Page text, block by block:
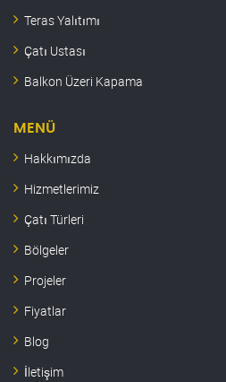
Teras Yalıtımı
Çatı Ustası
Balkon Üzeri Kapama
MENÜ
Hakkımızda
Hizmetlerimiz
Çatı Türleri
Bölgeler
Projeler
Fiyatlar
Blog
İletişim